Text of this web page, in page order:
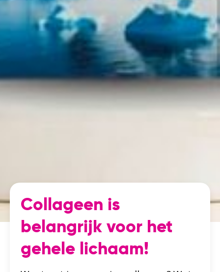
Collageen is
belangrijk voor het
gehele lichaam!